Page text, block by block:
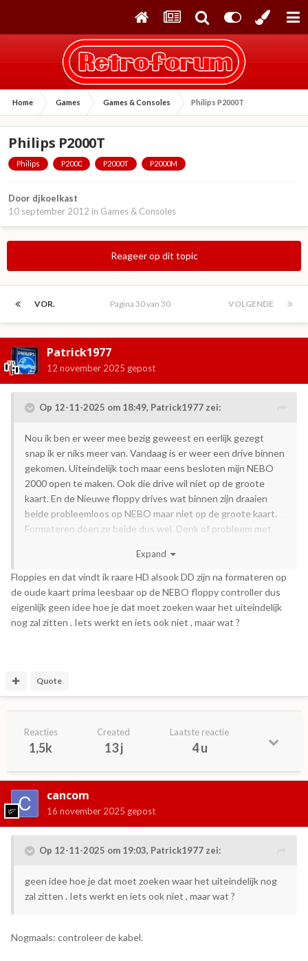
Home Games Games & Consoles Philips P2000T
Philips P2000T
Philips P2000 P2000T P2000M
Door djkoelkast
10 september 2012 in Games & Consoles
Reageer op dit topic
VOR. VOLGENDE
Pagina 30 van 30
Patrick1977
12 november 2025 gepost
Op 12-11-2025 om 18:49, Patrick1977 zei:
Nou ik ben er weer mee bezig geweest en eerlijk gezegt
snap ik er niks meer van. Vandaag is er weer een drive binnen
gekomen. Uiteindelijk toch maar eens besloten mijn NEBO
2000 open te maken. Ook die drive wil niet op de groote
kaart. En de Nieuwe floppy drives wat binnen zijn draaien
beide probleemloos op NEBO maar niet op de groote kaart.
Formateren doen ze beide dus wel. Denk of probleem met
Expand
Floppies en dat vindt ik raare HD alsook DD zijn na formateren op
de oude kaart prima leesbaar op de NEBO floppy controller dus
eigenlijk geen idee hoe je dat moet zoeken waar het uiteindelijk
nog zal zitten . Iets werkt en iets ook niet , maar wat ?
Quote
Reacties
1,5k
Created
13 j
Laatste reactie
4 u
cancom
16 november 2025 gepost
Op 12-11-2025 om 19:03, Patrick1977 zei:
geen idee hoe je dat moet zoeken waar het uiteindelijk nog
zal zitten . Iets werkt en iets ook niet , maar wat ?
Nogmaals: controleer de kabel.